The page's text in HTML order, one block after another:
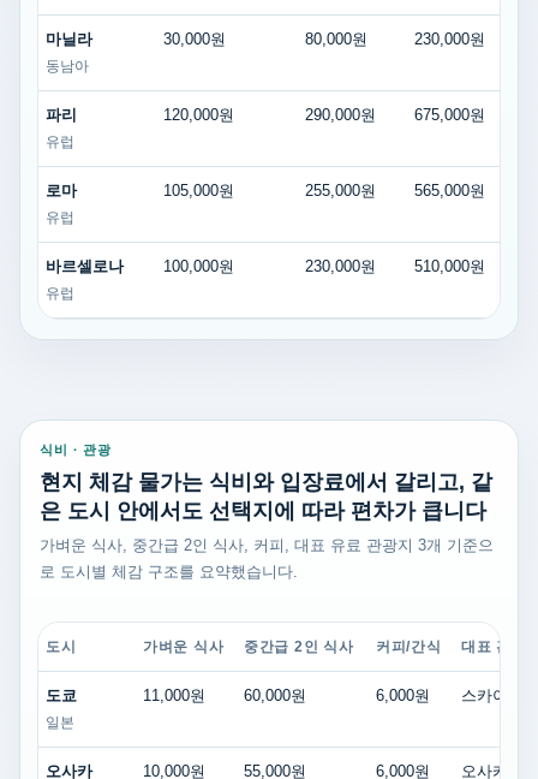
마닐라
동남아
30,000원 80,000원 230,000원
파리
유럽
120,000원 290,000원 675,000원
로마
유럽
105,000원 255,000원 565,000원
바르셀로나
유럽
100,000원 230,000원 510,000원
식비 · 관광
현지 체감 물가는 식비와 입장료에서 갈리고, 같
은 도시 안에서도 선택지에 따라 편차가 큽니다
가벼운 식사, 중간급 2인 식사, 커피, 대표 유료 관광지 3개 기준으
로 도시별 체감 구조를 요약했습니다.
도시 가벼운 식사 중간급 2인 식사 커피/간식 대표 관광
도쿄
일본
11,000원 60,000원 6,000원 스카이트
오사카 10,000원 55,000원 6,000원 오사카 어